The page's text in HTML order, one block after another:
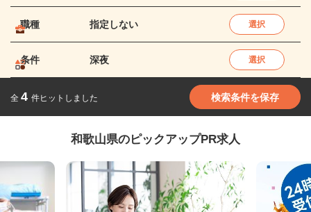
職種 指定しない 選択
条件 深夜 選択
全 4 件ヒットしました 検索条件を保存
和歌山県のピックアップPR求人